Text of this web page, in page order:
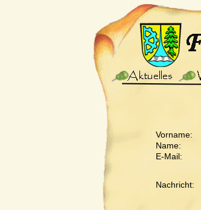
Vorname:
Name:
E-Mail:
Nachricht: